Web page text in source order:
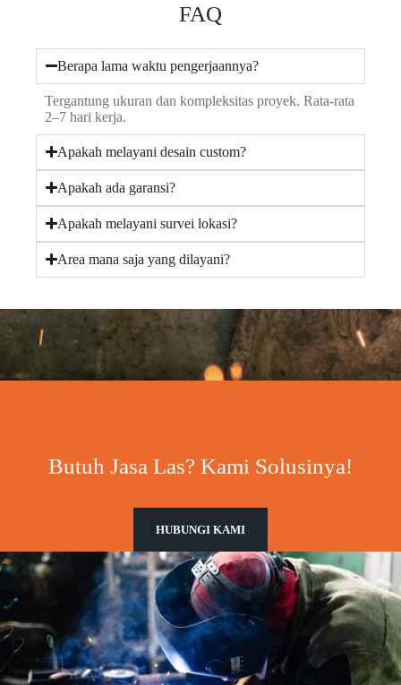
FAQ
Berapa lama waktu pengerjaannya?
Tergantung ukuran dan kompleksitas proyek. Rata-rata
2–7 hari kerja.
Apakah melayani desain custom?
Apakah ada garansi?
Apakah melayani survei lokasi?
Area mana saja yang dilayani?
Butuh Jasa Las? Kami Solusinya!
HUBUNGI KAMI